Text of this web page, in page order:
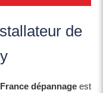
de
France dépannage est